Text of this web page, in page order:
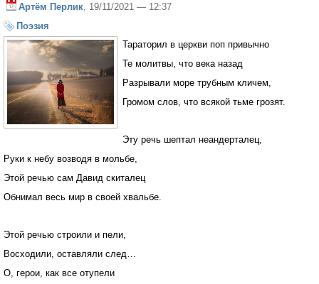
Артём Перлик , 19/11/2021 — 12:37
Поэзия
Тараторил в церкви поп привычно
Те молитвы, что века назад
Разрывали море трубным кличем,
Громом слов, что всякой тьме грозят.
Эту речь шептал неандерталец,
Руки к небу возводя в мольбе,
Этой речью сам Давид скиталец
Обнимал весь мир в своей хвальбе.
Этой речью строили и пели,
Восходили, оставляли след…
О, герои, как все отупели